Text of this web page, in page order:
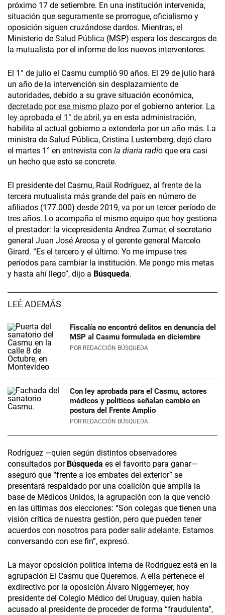
próximo 17 de setiembre. En una institución intervenida,
situación que seguramente se prorrogue, oficialismo y
oposición siguen cruzándose dardos. Mientras, el
Ministerio de Salud Pública (MSP) espera los descargos de
la mutualista por el informe de los nuevos interventores.
El 1° de julio el Casmu cumplió 90 años. El 29 de julio hará
un año de la intervención sin desplazamiento de
autoridades, debido a su grave situación económica,
decretado por ese mismo plazo por el gobierno anterior. La
ley aprobada el 1° de abril, ya en esta administración,
habilita al actual gobierno a extenderla por un año más. La
ministra de Salud Pública, Cristina Lustemberg, dejó claro
el martes 1° en entrevista con la diaria radio que era casi
un hecho que esto se concrete.
El presidente del Casmu, Raúl Rodríguez, al frente de la
tercera mutualista más grande del país en número de
afiliados (177.000) desde 2019, va por un tercer período de
tres años. Lo acompaña el mismo equipo que hoy gestiona
el prestador: la vicepresidenta Andrea Zumar, el secretario
general Juan José Areosa y el gerente general Marcelo
Girard. “Es el tercero y el último. Yo me impuse tres
períodos para cambiar la institución. Me pongo mis metas
y hasta ahí llego”, dijo a Búsqueda.
LEÉ ADEMÁS
Fiscalía no encontró delitos en denuncia del
MSP al Casmu formulada en diciembre
POR REDACCIÓN BÚSQUEDA
Con ley aprobada para el Casmu, actores
médicos y políticos señalan cambio en
postura del Frente Amplio
POR REDACCIÓN BÚSQUEDA
Rodríguez —quien según distintos observadores
consultados por Búsqueda es el favorito para ganar—
aseguró que “frente a los embates del exterior” se
presentará respaldado por una coalición que amplía la
base de Médicos Unidos, la agrupación con la que venció
en las últimas dos elecciones: “Son colegas que tienen una
visión crítica de nuestra gestión, pero que pueden tener
acuerdos con nosotros para poder salir adelante. Estamos
conversando con ese fin”, expresó.
La mayor oposición política interna de Rodríguez está en la
agrupación El Casmu que Queremos. A ella pertenece el
exdirectivo por la oposición Álvaro Niggemeyer, hoy
presidente del Colegio Médico del Uruguay, quien había
acusado al presidente de proceder de forma “fraudulenta”,